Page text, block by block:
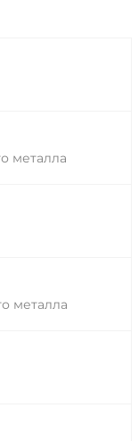
металла
металла